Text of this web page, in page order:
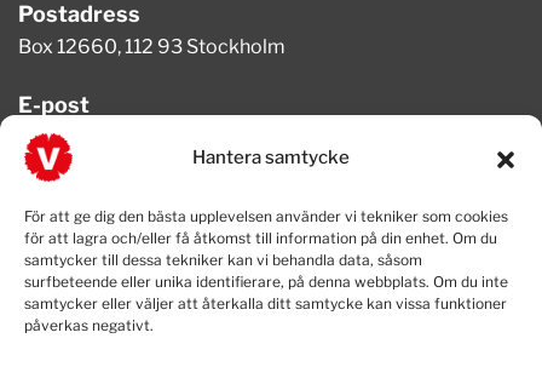
Hantera samtycke
För att ge dig den bästa upplevelsen använder vi tekniker som cookies
för att lagra och/eller få åtkomst till information på din enhet. Om du
samtycker till dessa tekniker kan vi behandla data, såsom
surfbeteende eller unika identifierare, på denna webbplats. Om du inte
samtycker eller väljer att återkalla ditt samtycke kan vissa funktioner
påverkas negativt.
Postadress
Box 12660, 112 93 Stockholm
E-post
info@vansterpartiet.se
08-654 08 20